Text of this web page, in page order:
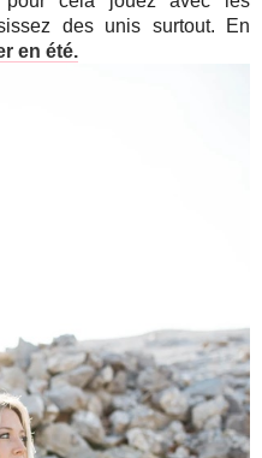
des unis surtout. En
en été.